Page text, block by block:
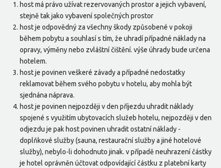
host má právo užívat rezervovaných prostor a jejich vybavení,
stejně tak jako vybavení společných prostor
host je odpovědný za všechny škody způsobené v pokoji
během pobytu a souhlasí s tím, že uhradí případné náklady na
opravy, výměny nebo zvláštní čištění. výše úhrady bude určena
hotelem.
host je povinen veškeré závady a případné nedostatky
reklamovat během svého pobytu v hotelu, aby mohla být
sjednána náprava.
host je povinen nejpozději v den příjezdu uhradit náklady
spojené s využitím ubytovacích služeb hotelu, nejpozději v den
odjezdu je pak host povinen uhradit ostatní náklady -
doplňkové služby (sauna, restaurační služby a jiné hotelové
služby), nebylo-li dohodnuto jinak. v případě neuhrazení částky
je hotel oprávněn účtovat odpovídající částku z platební karty